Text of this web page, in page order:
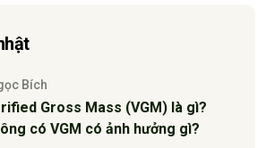
Bích
Gross Mass (VGM) là gì?
có VGM có ảnh hưởng gì?